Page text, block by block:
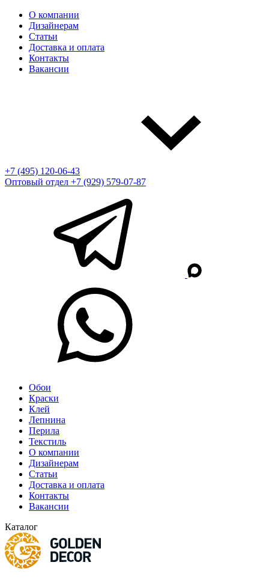
О компании
Дизайнерам
Статьи
Доставка и оплата
Контакты
Вакансии
+7 (495) 120-06-43
Оптовый отдел +7 (929) 579-07-87
Обои
Краски
Клей
Лепнина
Перила
Текстиль
О компании
Дизайнерам
Статьи
Доставка и оплата
Контакты
Вакансии
Каталог